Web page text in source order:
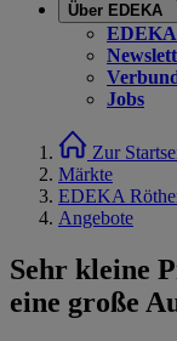
Über EDEKA
Jobs
Zur
Märkte
EDEKA
Angebote
Sehr kleine
eine große